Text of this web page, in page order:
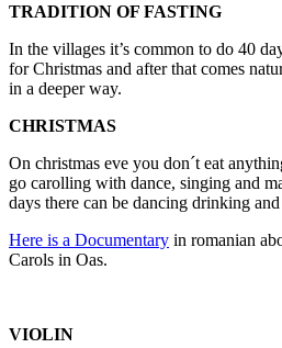
TRADITION OF FASTING
In the villages it’s common to do 40
for Christmas and after that comes
in a deeper way.
CHRISTMAS
On christmas eve you don´t eat
go carolling with dance, singing and
days there can be dancing drinking
Here is a Documentary in romanian
Carols in Oas.
VIOLIN